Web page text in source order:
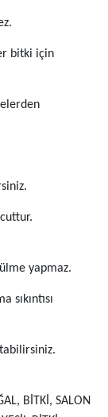
bitki için
yapmaz.
sıkıntısı
BİTKİ, SALON